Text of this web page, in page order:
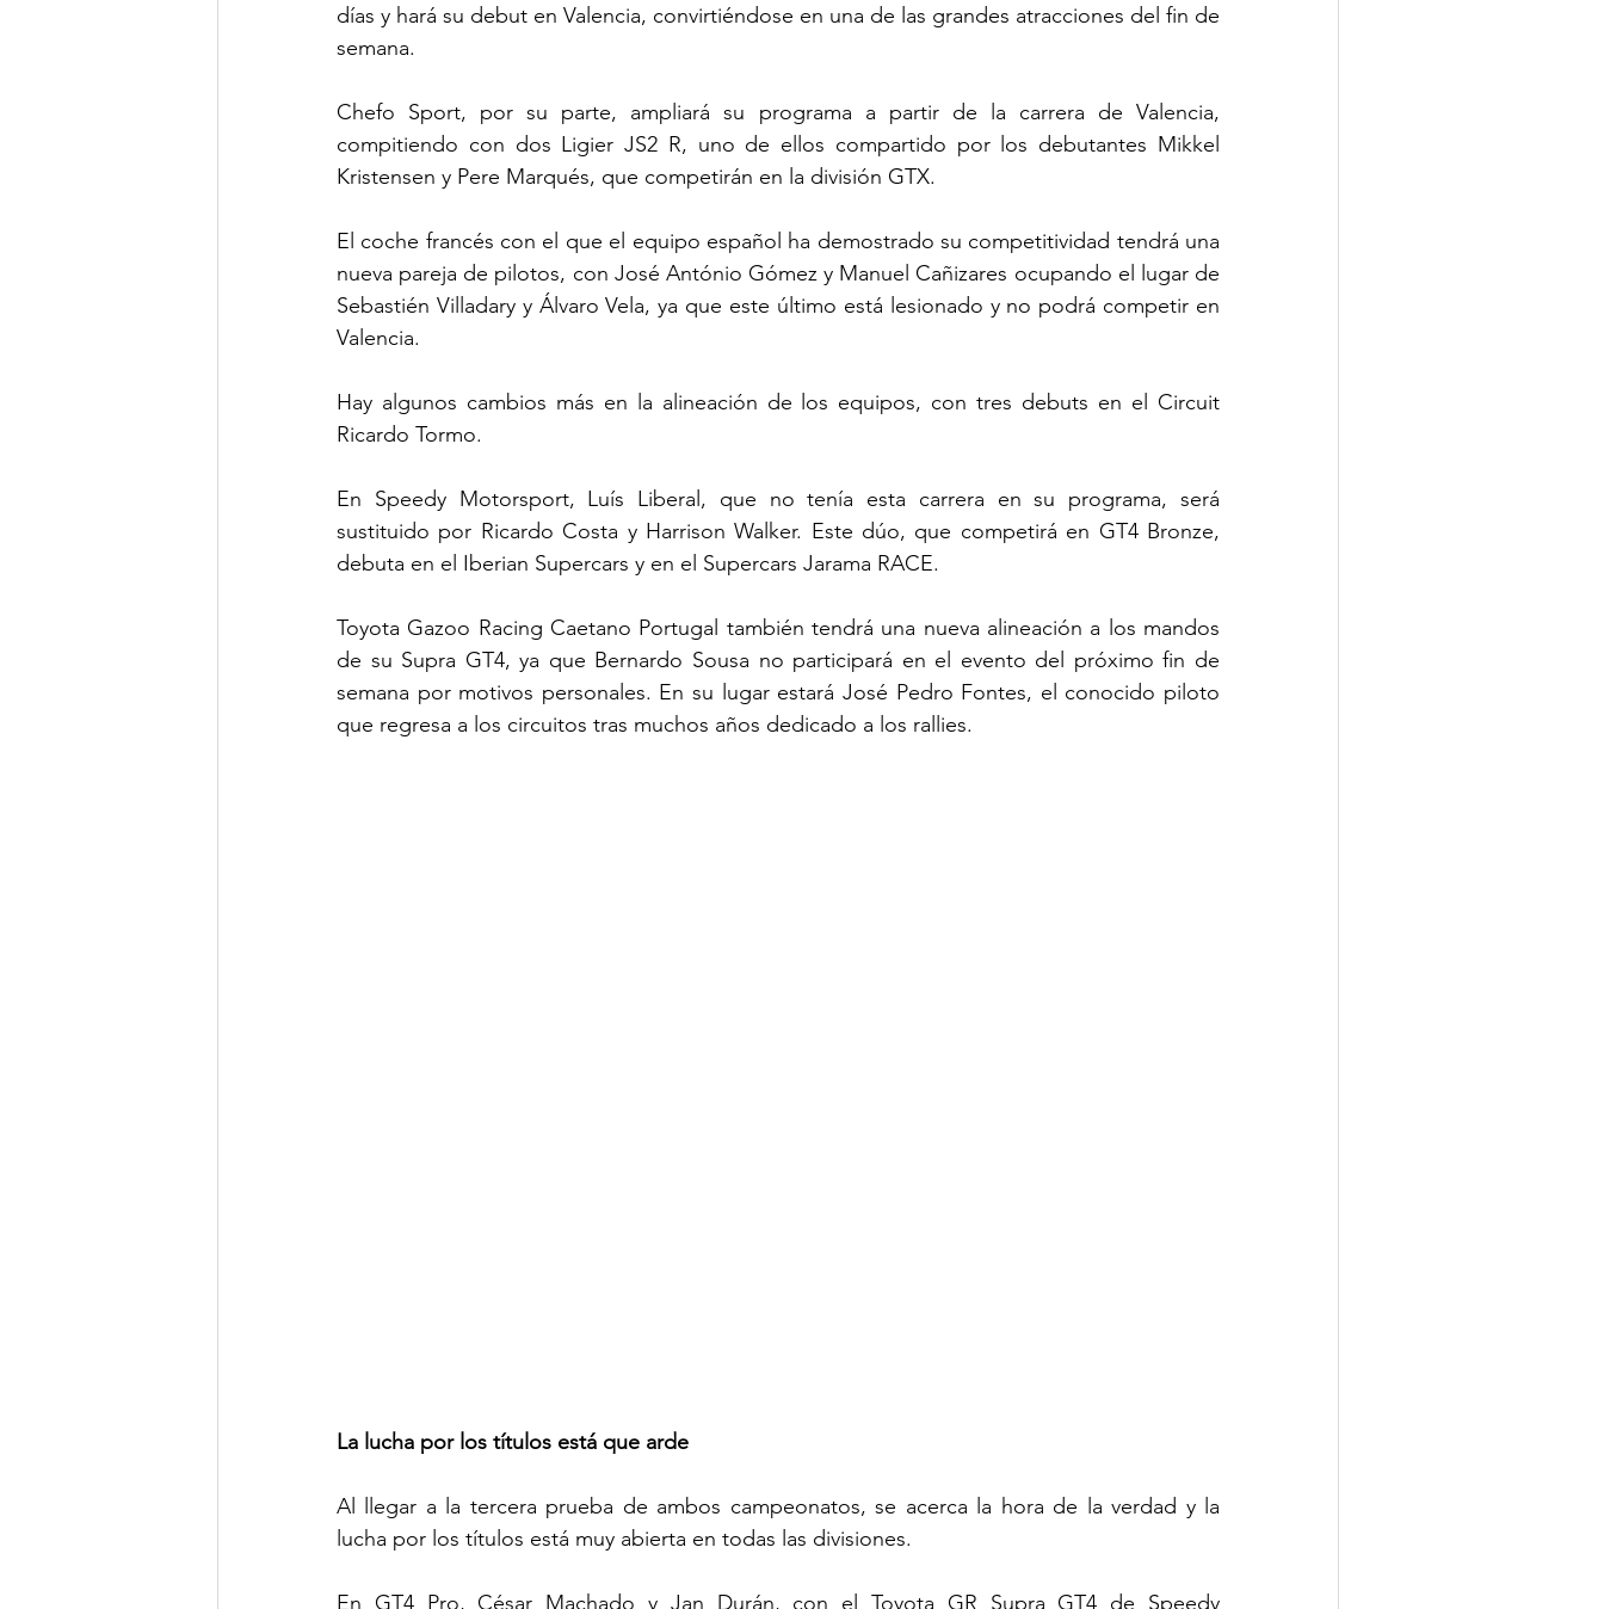
días y hará su debut en Valencia, convirtiéndose en una de las grandes atracciones del fin de
semana.
Chefo Sport, por su parte, ampliará su programa a partir de la carrera de Valencia,
compitiendo con dos Ligier JS2 R, uno de ellos compartido por los debutantes Mikkel
Kristensen y Pere Marqués, que competirán en la división GTX.
El coche francés con el que el equipo español ha demostrado su competitividad tendrá una
nueva pareja de pilotos, con José António Gómez y Manuel Cañizares ocupando el lugar de
Sebastién Villadary y Álvaro Vela, ya que este último está lesionado y no podrá competir en
Valencia.
Hay algunos cambios más en la alineación de los equipos, con tres debuts en el Circuit
Ricardo Tormo.
En Speedy Motorsport, Luís Liberal, que no tenía esta carrera en su programa, será
sustituido por Ricardo Costa y Harrison Walker. Este dúo, que competirá en GT4 Bronze,
debuta en el Iberian Supercars y en el Supercars Jarama RACE.
Toyota Gazoo Racing Caetano Portugal también tendrá una nueva alineación a los mandos
de su Supra GT4, ya que Bernardo Sousa no participará en el evento del próximo fin de
semana por motivos personales. En su lugar estará José Pedro Fontes, el conocido piloto
que regresa a los circuitos tras muchos años dedicado a los rallies.
La lucha por los títulos está que arde
Al llegar a la tercera prueba de ambos campeonatos, se acerca la hora de la verdad y la
lucha por los títulos está muy abierta en todas las divisiones.
En GT4 Pro, César Machado y Jan Durán, con el Toyota GR Supra GT4 de Speedy